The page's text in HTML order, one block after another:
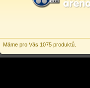
Máme pro Vás 1075 produktů.